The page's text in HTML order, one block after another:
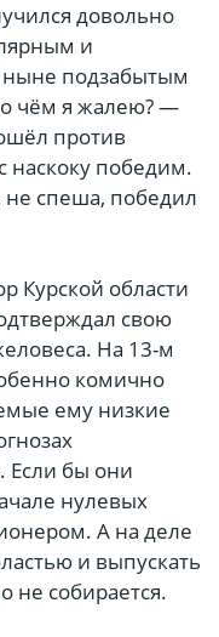
довольно
и
подзабытым
чём я жалею? —
против
наскоку победим.
спеша, победил
Курской области
свою
На 13-м
комично
ему низкие
Если бы они
нулевых
А на деле
и выпускать
не собирается.